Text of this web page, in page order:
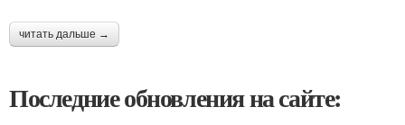
читать дальше →
Последние обновления на сайте: